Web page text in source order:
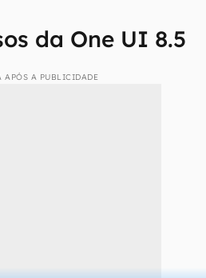
da One UI 8.5
APÓS A PUBLICIDADE